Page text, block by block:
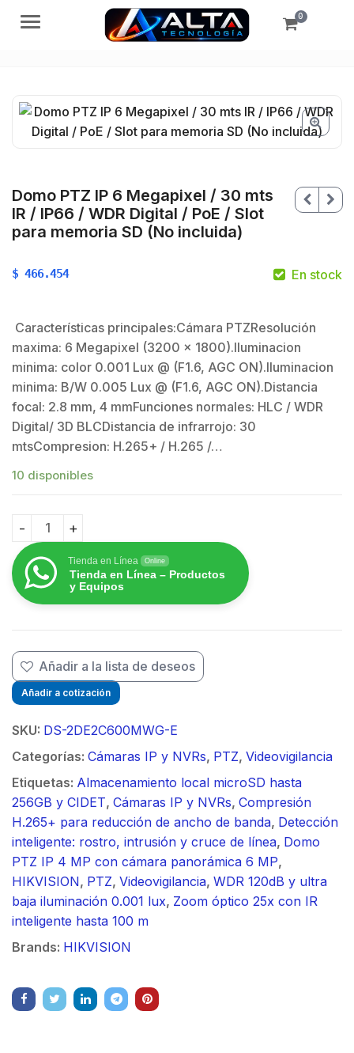
Menú 0
Domo PTZ IP 6 Megapixel / 30 mts
IR / IP66 / WDR Digital / PoE / Slot
para memoria SD (No incluida)
$
$ 466.454 En stock
Características principales:Cámara PTZResolución
maxima: 6 Megapixel (3200 x 1800).Iluminacion
minima: color 0.001 Lux @ (F1.6, AGC ON).Iluminacion
minima: B/W 0.005 Lux @ (F1.6, AGC ON).Distancia
focal: 2.8 mm, 4 mmFunciones normales: HLC / WDR
Digital/ 3D BLCDistancia de infrarrojo: 30
mtsCompresion: H.265+ / H.265 /…
10 disponibles
Domo PTZ IP 6 Megapixel / 30 mts IR / IP66 / WDR
Tienda en Línea Online
Tienda en Línea – Productos
y Equipos
Añadir a la lista de deseos
Añadir a cotización
SKU: DS-2DE2C600MWG-E
Categorías: Cámaras IP y NVRs, PTZ, Videovigilancia
Etiquetas: Almacenamiento local microSD hasta
256GB y CIDET, Cámaras IP y NVRs, Compresión
H.265+ para reducción de ancho de banda, Detección
inteligente: rostro, intrusión y cruce de línea, Domo
PTZ IP 4 MP con cámara panorámica 6 MP,
HIKVISION, PTZ, Videovigilancia, WDR 120dB y ultra
baja iluminación 0.001 lux, Zoom óptico 25x con IR
inteligente hasta 100 m
Brands: HIKVISION